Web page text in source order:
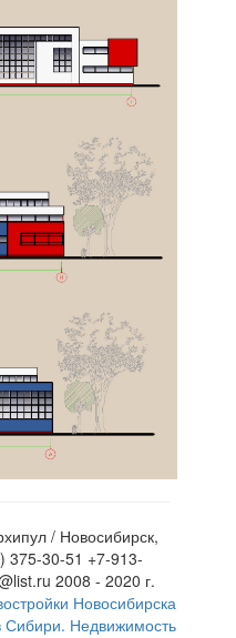
/ Новосибирск,
375-30-51 +7-913-
2008 - 2020 г.
Новосибирска
Сибири. Недвижимость